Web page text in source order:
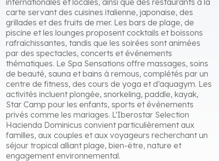
carte servant des cuisines italienne, japonaise, des
grillades et des fruits de mer. Les bars de plage, de
piscine et les lounges proposent cocktails et boissons
rafraîchissantes, tandis que les soirées sont animées
par des spectacles, concerts et événements
thématiques. Le Spa Sensations offre massages, soins
de beauté, sauna et bains à remous, complétés par un
centre de fitness, des cours de yoga et d’aquagym. Les
activités incluent plongée, snorkeling, paddle, kayak,
Star Camp pour les enfants, sports et événements
privés comme les mariages. L’Iberostar Selection
Hacienda Dominicus convient particulièrement aux
familles, aux couples et aux voyageurs recherchant un
séjour tropical alliant plage, bien-être, nature et
engagement environnemental.